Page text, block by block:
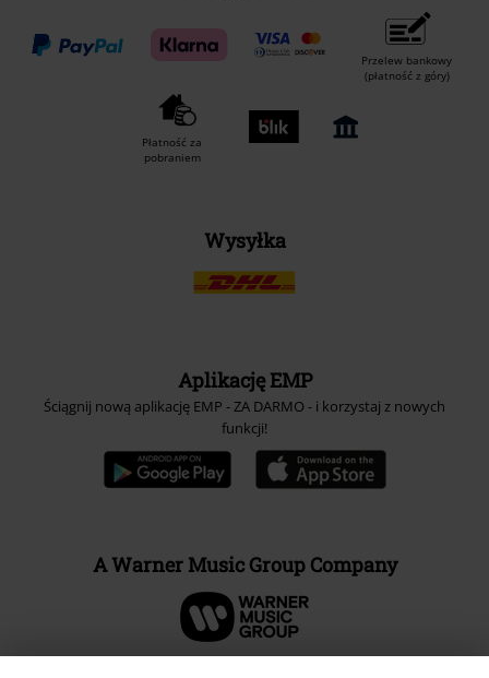
Przelew bankowy
(płatność z góry)
Płatność za
pobraniem
Wysyłka
Aplikację EMP
Ściągnij nową aplikację EMP - ZA DARMO - i korzystaj z nowych
funkcji!
A Warner Music Group Company